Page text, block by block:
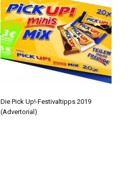
Die Pick Up!-Festivaltipps 2019
(Advertorial)